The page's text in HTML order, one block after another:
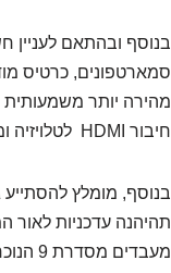
בנוסף ובהתאם לעניין
חיבור HDMI לטלויזיה ומסכים מתקדמים וכדו'.
בנוסף, מומלץ
תהיהנה עדכניות
מעבדים מסדרת 9 הנוכחית מהירים ב כ 35% יותר ממעבדי דור 8)